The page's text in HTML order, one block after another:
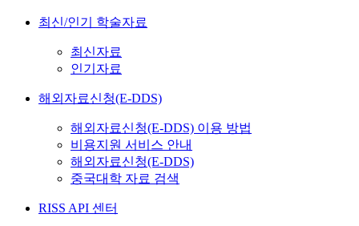
최신/인기 학술자료
최신자료
인기자료
해외자료신청(E-DDS)
해외자료신청(E-DDS) 이용 방법
비용지원 서비스 안내
해외자료신청(E-DDS)
중국대학 자료 검색
RISS API 센터